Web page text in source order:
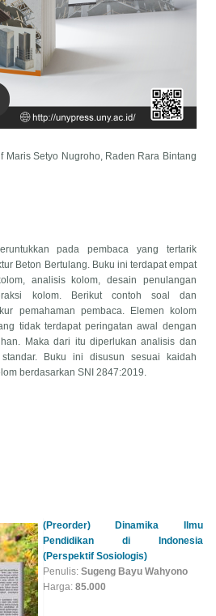
Maris Setyo Nugroho, Raden Rara Bintang
pada pembaca yang tertarik
Beton Bertulang. Buku ini terdapat empat
analisis kolom, desain penulangan
kolom. Berikut contoh soal dan
pemahaman pembaca. Elemen kolom
tidak terdapat peringatan awal dengan
Maka dari itu diperlukan analisis dan
Buku ini disusun sesuai kaidah
berdasarkan SNI 2847:2019.
(Preorder) Dinamika Ilmu
Pendidikan di Indonesia
(Perspektif Sosiologis)
Penulis: Sugeng Bayu Wahyono
Harga: 85.000